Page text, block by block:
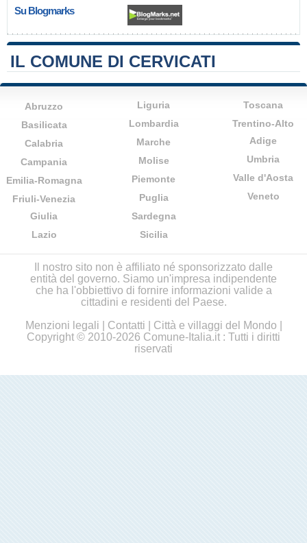
Su Blogmarks
IL COMUNE DI CERVICATI
Abruzzo
Basilicata
Calabria
Campania
Emilia-Romagna
Friuli-Venezia
Giulia
Lazio
Liguria
Lombardia
Marche
Molise
Piemonte
Puglia
Sardegna
Sicilia
Toscana
Trentino-Alto
Adige
Umbria
Valle d'Aosta
Veneto
Il nostro sito non è affiliato né sponsorizzato dalle
entità del governo. Siamo un'impresa indipendente
che ha l'obbiettivo di fornire informazioni valide a
cittadini e residenti del Paese.
Menzioni legali
Contatti Città e villaggi del Mondo
Copyright © 2010-2026 Comune-Italia.it : Tutti i diritti
riservati